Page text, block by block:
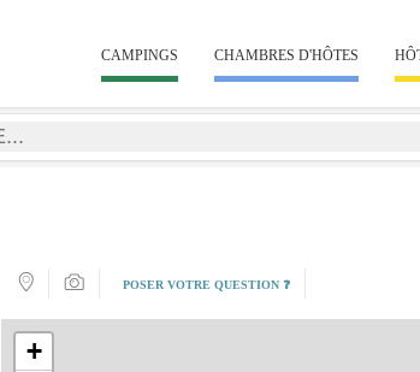
CAMPINGS CHAMBRES D'HÔTES
POSER VOTRE QUESTION ❓
+